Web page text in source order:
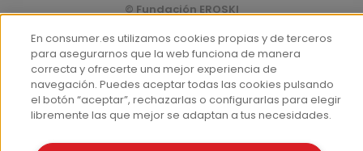
© Fundación EROSKI
Políticas de cookies
En consumer.es utilizamos cookies propias y de terceros
para asegurarnos que la web funciona de manera
correcta y ofrecerte una mejor experiencia de
navegación. Puedes aceptar todas las cookies pulsando
el botón “aceptar”, rechazarlas o configurarlas para elegir
libremente las que mejor se adaptan a tus necesidades.